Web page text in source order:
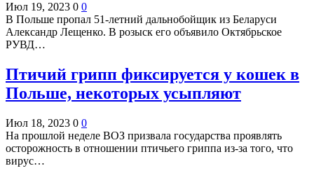
Июл 19, 2023 0 0
В Польше пропал 51-летний дальнобойщик из Беларуси
Александр Лещенко. В розыск его объявило Октябрьское
РУВД…
Птичий грипп фиксируется у кошек в
Польше, некоторых усыпляют
Июл 18, 2023 0 0
На прошлой неделе ВОЗ призвала государства проявлять
осторожность в отношении птичьего гриппа из-за того, что
вирус…